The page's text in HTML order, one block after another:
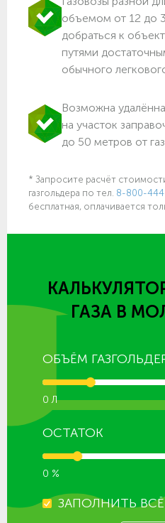
объемом от 12 до
добраться к
путями
обычного
Возможна
на участок
до 50 метров от
* Запросите расчёт
газгольдера по тел. 8-800-
бесплатная, оплачивается
ГАЗА В
ОБЪЁМ
0 Л
ОСТАТОК
0 %
ЗАПОЛНИТЬ ВСЁ